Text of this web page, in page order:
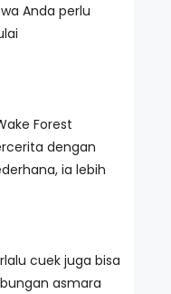
Anda perlu
Forest
dengan
ia lebih
cuek juga bisa
asmara